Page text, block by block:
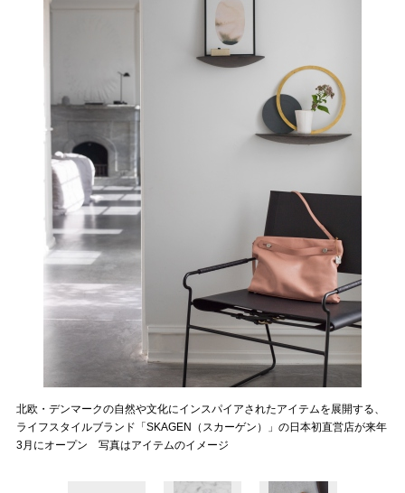
北欧・デンマークの自然や文化にインスパイアされたアイテムを展開する、
ライフスタイルブランド「SKAGEN（スカーゲン）」の日本初直営店が来年
3月にオープン 写真はアイテムのイメージ